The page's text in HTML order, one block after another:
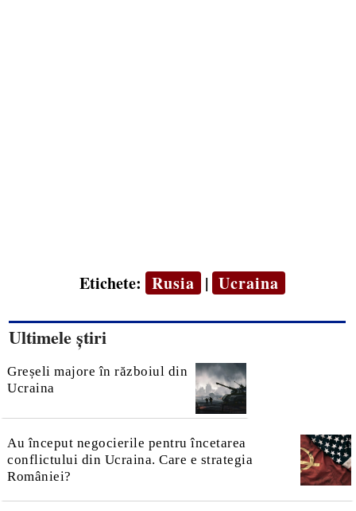
Etichete: Rusia | Ucraina
Ultimele știri
Greșeli majore în războiul din
Ucraina
Au început negocierile pentru încetarea
conflictului din Ucraina. Care e strategia
României?